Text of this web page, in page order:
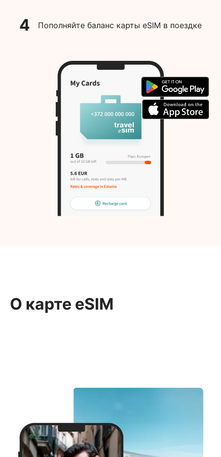
4 Пополняйте баланс карты eSIM в поездке
О карте eSIM